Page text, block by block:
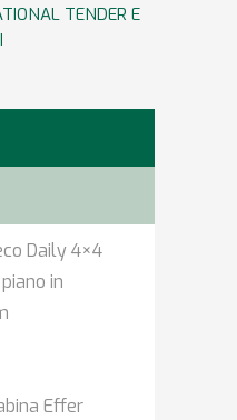
TENDER E
Daily 4×4
in
3mm
Effer